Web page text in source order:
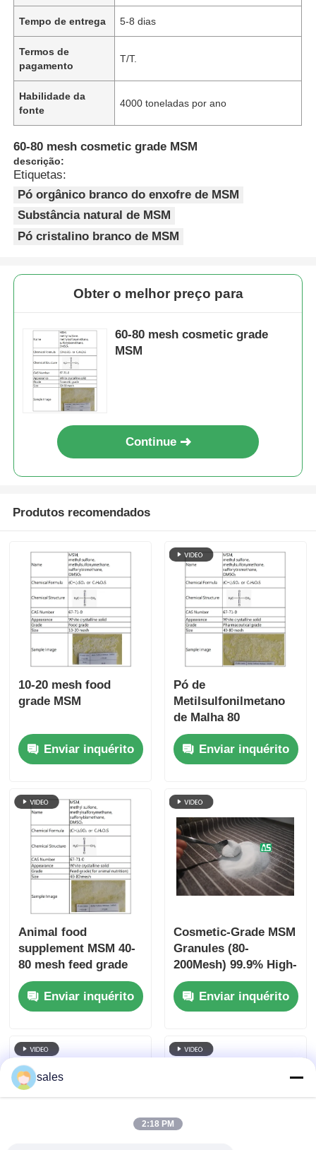
Para casa
Vídeos
Sobre nós
Controle de qualidade
Solicite um orçamento
Pó de MSM
MSM Metilsulfonilmetano
Tempo de entrega 5-8 dias
Termos de
pagamento
T/T.
Habilidade da
fonte
4000 toneladas por ano
60-80 mesh cosmetic grade MSM
descrição:
Etiquetas:
Pó orgânico branco do enxofre de MSM
Substância natural de MSM
Pó cristalino branco de MSM
Obter o melhor preço para
60-80 mesh cosmetic grade
MSM
Continue
Produtos recomendados
10-20 mesh food
grade MSM
Enviar inquérito
Pó de
Metilsulfonilmetano
de Malha 80
Enviar inquérito
Animal food
supplement MSM 40-
80 mesh feed grade
Enviar inquérito
Cosmetic-Grade MSM
Granules (80-
200Mesh) 99.9% High-
Purity Organic Sulfur
Odorless White
Crystal Powder
Enviar inquérito
sales
2:18 PM